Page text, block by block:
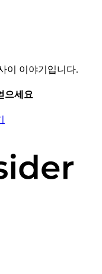
이 이야기입니다.
으세요